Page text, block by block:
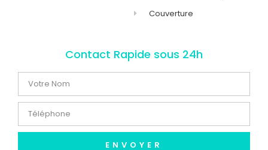
Couverture
Contact Rapide sous 24h
ENVOYER